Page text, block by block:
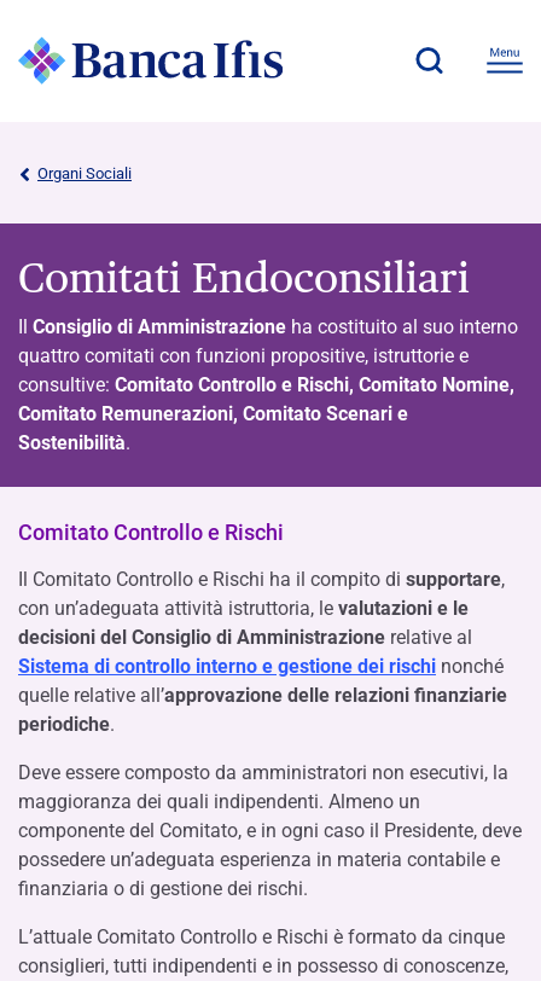
Organi Sociali
Comitati Endoconsiliari
Il Consiglio di Amministrazione ha costituito al suo interno
quattro comitati con funzioni propositive, istruttorie e
consultive: Comitato Controllo e Rischi, Comitato Nomine,
Comitato Remunerazioni, Comitato Scenari e
Sostenibilità.
Comitato Controllo e Rischi
Il Comitato Controllo e Rischi ha il compito di supportare,
con un’adeguata attività istruttoria, le valutazioni e le
decisioni del Consiglio di Amministrazione relative al
Sistema di controllo interno e gestione dei rischi nonché
quelle relative all’approvazione delle relazioni finanziarie
periodiche.
Deve essere composto da amministratori non esecutivi, la
maggioranza dei quali indipendenti. Almeno un
componente del Comitato, e in ogni caso il Presidente, deve
possedere un’adeguata esperienza in materia contabile e
finanziaria o di gestione dei rischi.
L’attuale Comitato Controllo e Rischi è formato da cinque
consiglieri, tutti indipendenti e in possesso di conoscenze,